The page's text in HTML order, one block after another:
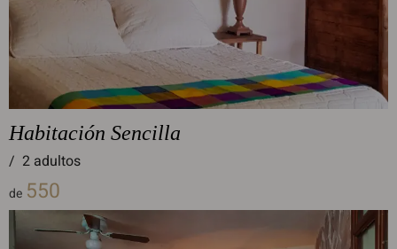
Habitación Sencilla
/ 2 adultos
de 550